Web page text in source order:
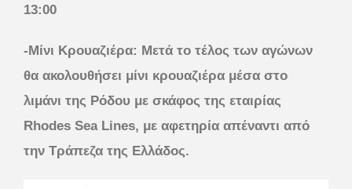
13:00
-Μίνι Κρουαζιέρα: Μετά το τέλος των αγώνων
θα ακολουθήσει μίνι κρουαζιέρα μέσα στο
λιμάνι της Ρόδου με σκάφος της εταιρίας
Rhodes Sea Lines, με αφετηρία απέναντι από
την Τράπεζα της Ελλάδος.